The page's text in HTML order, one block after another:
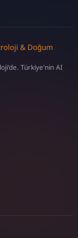
Türkiye'nin AI